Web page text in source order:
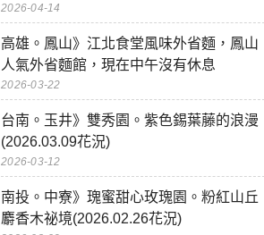
2026-04-14
高雄。鳳山》江北食堂風味外省麵，鳳山
人氣外省麵館，現在中午沒有休息
2026-03-22
台南。玉井》雙秀園。紫色錫葉藤的浪漫
(2026.03.09花況)
2026-03-12
南投。中寮》瑰蜜甜心玫瑰園。粉紅山丘
麝香木祕境(2026.02.26花況)